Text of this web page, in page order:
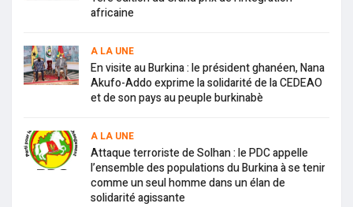
africaine
A LA UNE
En visite au Burkina : le président ghanéen, Nana
Akufo-Addo exprime la solidarité de la CEDEAO
et de son pays au peuple burkinabè
A LA UNE
Attaque terroriste de Solhan : le PDC appelle
l’ensemble des populations du Burkina à se tenir
comme un seul homme dans un élan de
solidarité agissante